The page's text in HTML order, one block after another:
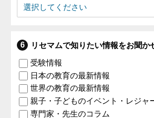
リセマムで知りたい情報をお聞か
受験情報
日本の教育の最新情報
世界の教育の最新情報
親子・子どものイベント・レジャ
専門家・先生のコラム